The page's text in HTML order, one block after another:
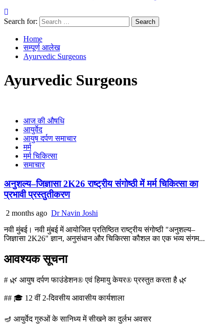
Search for:
Home
सम्पूर्ण आलेख
Ayurvedic Surgeons
Ayurvedic Surgeons
आज की औषधि
आयुर्वेद
आयुष दर्पण समाचार
मर्म
मर्म चिकित्सा
समाचार
अनुशल्य–जिज्ञासा 2K26 राष्ट्रीय संगोष्ठी में मर्म चिकित्सा का
प्रभावी प्रस्तुतीकरण
2 months ago Dr Navin Joshi
नवी मुंबई। नवी मुंबई में आयोजित प्रतिष्ठित राष्ट्रीय संगोष्ठी "अनुशल्य–
जिज्ञासा 2K26" ज्ञान, अनुसंधान और चिकित्सा कौशल का एक भव्य संगम...
आवश्यक सूचना
# 🌿 आयुष दर्पण फाउंडेशन® एवं हिमायु केयर® प्रस्तुत करता है 🌿
## 🎓 12 वीं 2-दिवसीय आवासीय कार्यशाला
🪔 आयुर्वेद गुरुओं के सानिध्य में सीखने का दुर्लभ अवसर